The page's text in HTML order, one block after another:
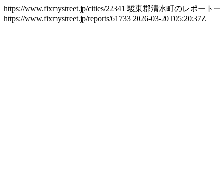
https://www.fixmystreet.jp/cities/22341 駿東郡清水町のレポート
https://www.fixmystreet.jp/reports/61733 2026-03-20T05:20:37Z